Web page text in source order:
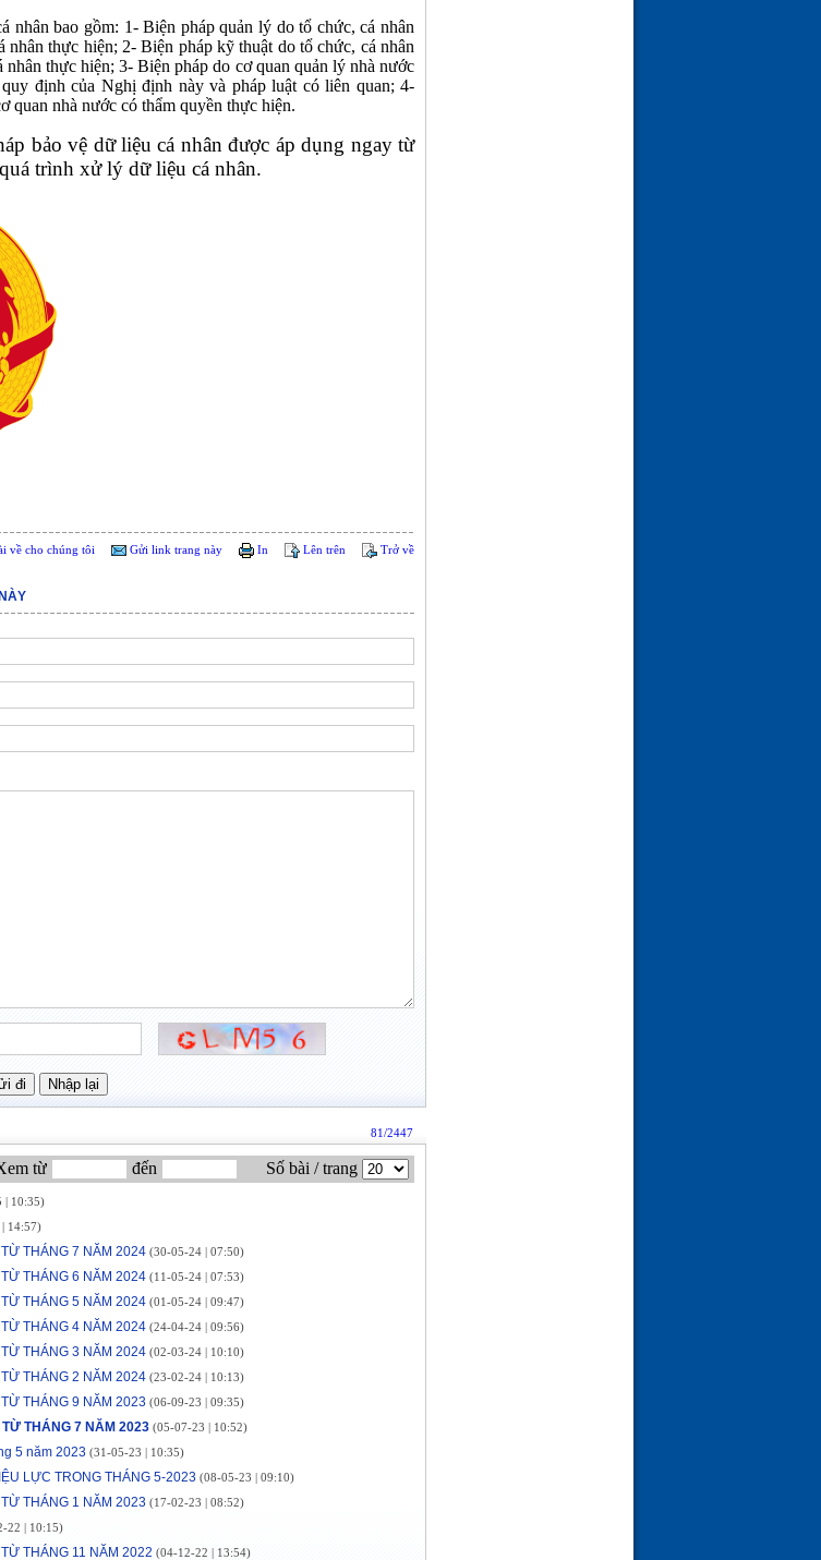
nhân bao gồm: 1- Biện pháp quản lý do tổ chức, cá nhân
thực hiện; 2- Biện pháp kỹ thuật do tổ chức, cá nhân
thực hiện; 3- Biện pháp do cơ quan quản lý nhà nước
định của Nghị định này và pháp luật có liên quan; 4-
quan nhà nước có thẩm quyền thực hiện.
bảo vệ dữ liệu cá nhân được áp dụng ngay từ
trình xử lý dữ liệu cá nhân.
về cho chúng tôi Gửi link trang này In Lên trên Trở về
81/2447
từ đến Số bài / trang
| 10:35)
14:57)
THÁNG 7 NĂM 2024 (30-05-24 | 07:50)
THÁNG 6 NĂM 2024 (11-05-24 | 07:53)
THÁNG 5 NĂM 2024 (01-05-24 | 09:47)
THÁNG 4 NĂM 2024 (24-04-24 | 09:56)
THÁNG 3 NĂM 2024 (02-03-24 | 10:10)
THÁNG 2 NĂM 2024 (23-02-24 | 10:13)
THÁNG 9 NĂM 2023 (06-09-23 | 09:35)
THÁNG 7 NĂM 2023 (05-07-23 | 10:52)
5 năm 2023 (31-05-23 | 10:35)
LỰC TRONG THÁNG 5-2023 (08-05-23 | 09:10)
THÁNG 1 NĂM 2023 (17-02-23 | 08:52)
22 | 10:15)
THÁNG 11 NĂM 2022 (04-12-22 | 13:54)